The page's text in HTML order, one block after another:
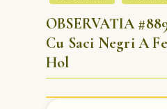
OBSERVATIA
Cu Saci Negri A
Hol